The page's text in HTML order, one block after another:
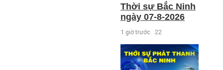
Thời sự Bắc Ninh
ngày 07-8-2026
1 giờ trước 22